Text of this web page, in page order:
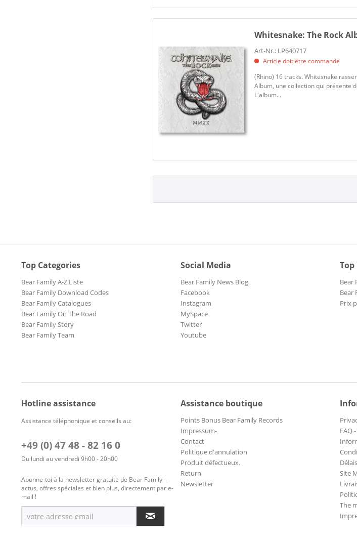
Whitesnake:The Rock
Art-Nr.: LP640717
Article doit être commandé
(Rhino) 16 tracks. Whitesnake
Album, une collection qui présente
L'album...
Top Categories
Bear Family A-Z Liste
Bear Family Download Codes
Bear Family Catalogues
Bear Family On The Road
Bear Family Story
Bear Family Team
Social Media
Bear Family News Blog
Facebook
Instagram
MySpace
Twitter
Youtube
Bear
Bear
Prix
Hotline assistance
Assistance téléphonique et conseils au:
+49 (0) 47 48 - 82 16 0
Du lundi au vendredi 9h00 - 20h00
Abonne-toi à la newsletter gratuite de Bear Family –
actus, offres spéciales et bien plus, directement par e-
mail !
Assistance boutique
Points Bonus Bear Family Records
Impressum-
Contact
Politique d'annulation
Produit défectueux.
Return
Newsletter
FAQ
Site
The